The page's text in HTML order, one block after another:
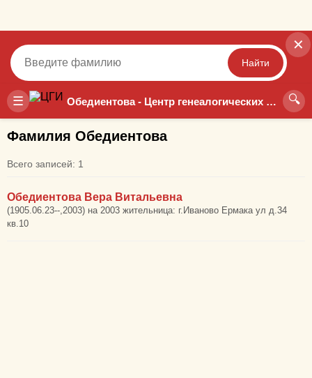
☰ Обедиентова - Центр генеалогических исследований 🔍
✕
Найти
Точный Неточный
Фамилия Обедиентова
Всего записей: 1
Обедиентова Вера Витальевна
(1905.06.23--,2003) на 2003 жительница: г.Иваново Ермака ул д.34
кв.10